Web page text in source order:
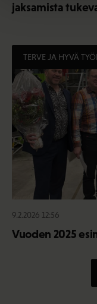
jaksamista
TERVE JA HYVÄ
9.2.2026 12:56
Vuoden 2025